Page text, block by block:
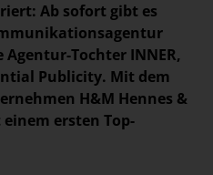
Ab sofort gibt es
Agentur-Tochter INNER,
Publicity. Mit dem
H&M Hennes &
ersten Top-